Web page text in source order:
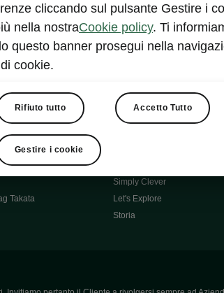
Takata
Fabia Green Flow
Škoda Official Partner X
Elroq Respectline
Contatti
Auto per neopatentati
Simply Clever
Let's Explore
Storia
cliccando sul pulsante Gestire i
nella nostraCookie policy. Ti
questo banner prosegui nella
cookie.
Rifiuto tutto Accetto Tutto
Gestire i cookie